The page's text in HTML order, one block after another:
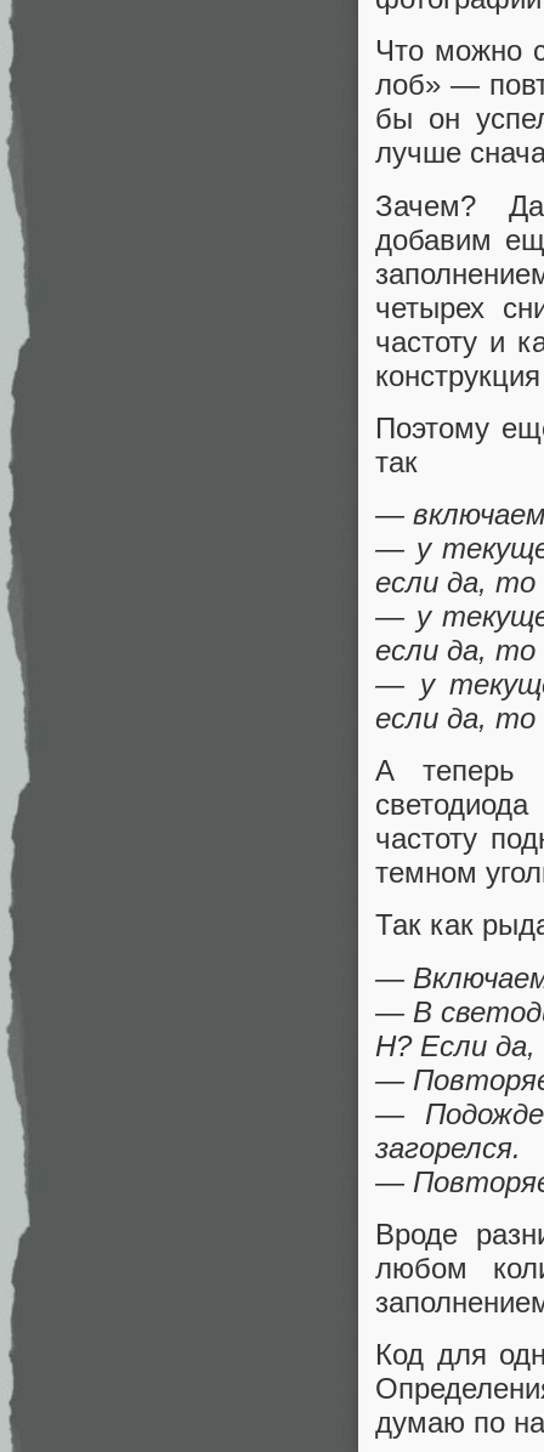
Что можно
лоб» —
бы он
лучше
Зачем?
добавим
четырех
частоту и
Поэтому
так
—
— у
если да, то
— у
если да, то
— у
если да, то
А теперь
частоту
темном
Так как
— Включаем
— В
Н? Если
—
—
загорелся.
—
Вроде
любом
Код для
думаю по